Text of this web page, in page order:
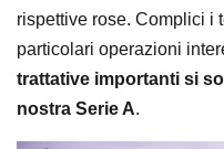
rispettive rose. Complici i
particolari operazioni
trattative importanti si
nostra Serie A.